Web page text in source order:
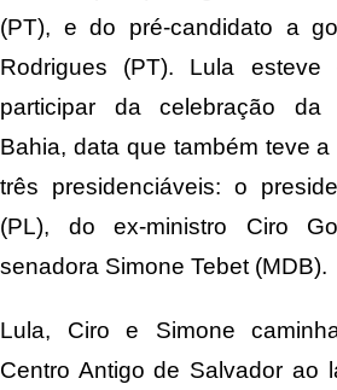
(PT), e do pré-candidato a
Rodrigues (PT). Lula esteve
participar da celebração da
Bahia, data que também teve
três presidenciáveis: o
(PL), do ex-ministro Ciro
senadora Simone Tebet (MDB).
Lula, Ciro e Simone
Centro Antigo de Salvador ao